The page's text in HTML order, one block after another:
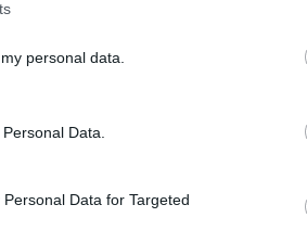
personal data.
Data.
Data for Targeted